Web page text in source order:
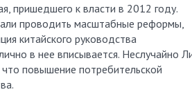
пришедшего к власти в 2012 году.
проводить масштабные реформы,
китайского руководства
в нее вписывается. Неслучайно
повышение потребительской